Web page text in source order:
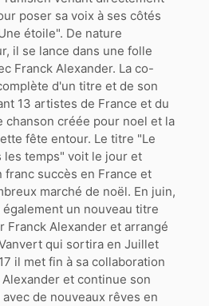
poser sa voix à ses côtés
étoile". De nature
il se lance dans une folle
Franck Alexander. La co-
d'un titre et de son
13 artistes de France et du
chanson créée pour noel et la
fête entour. Le titre "Le
les temps" voit le jour et
franc succès en France et
marché de noël. En juin,
un nouveau titre
Franck Alexander et arrangé
qui sortira en Juillet
il met fin à sa collaboration
et continue son
de nouveaux rêves en